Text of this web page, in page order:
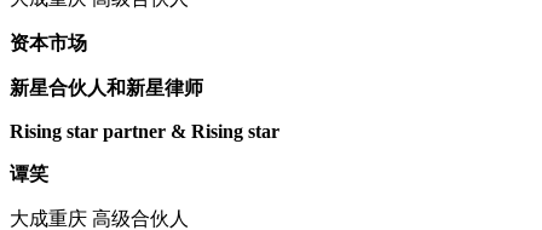
资本市场
新星合伙人和新星律师
Rising star partner & Rising star
谭笑
大成重庆 高级合伙人